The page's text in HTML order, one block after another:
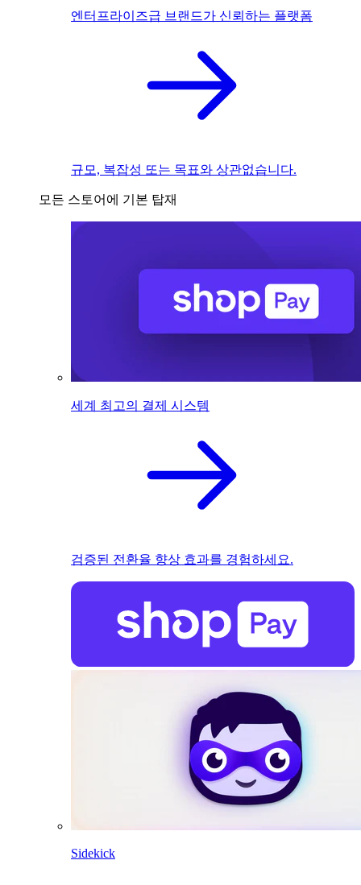
엔터프라이즈급 브랜드가 신뢰하는 플랫폼
규모, 복잡성 또는 목표와 상관없습니다.
모든 스토어에 기본 탑재
세계 최고의 결제 시스템
검증된 전환율 향상 효과를 경험하세요.
Sidekick